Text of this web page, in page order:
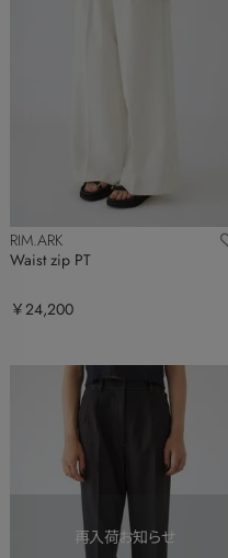
RIM.ARK
Waist zip PT
￥24,200